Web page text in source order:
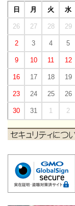
日
月 火 水
26 27 28 29
2 3 4 5
9 10 11 12
16 17 18 19
23 24 25 26
30 31 1 2